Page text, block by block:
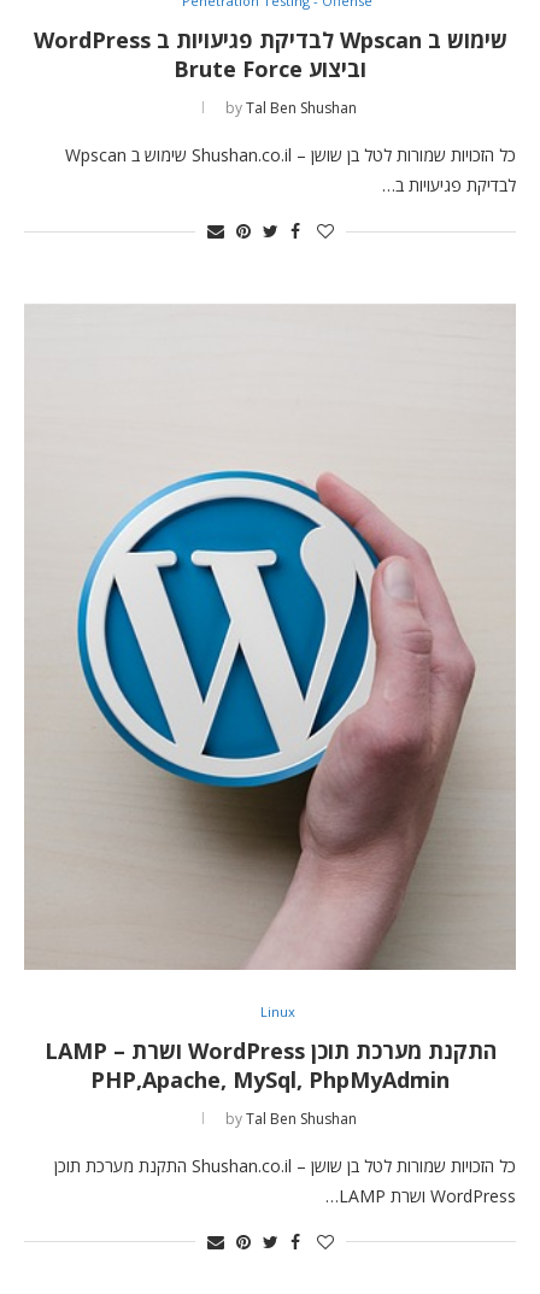
שימוש ב Wpscan לבדיקת פגיעויות ב WordPress
וביצוע Brute Force
byTal Ben Shushan
כל הזכויות שמורות לטל בן שושן – Shushan.co.il שימוש ב Wpscan
לבדיקת פגיעויות ב…
Linux
התקנת מערכת תוכן WordPress ושרת LAMP –
PHP,Apache, MySql, PhpMyAdmin
byTal Ben Shushan
כל הזכויות שמורות לטל בן שושן – Shushan.co.il התקנת מערכת תוכן
WordPress ושרת LAMP…